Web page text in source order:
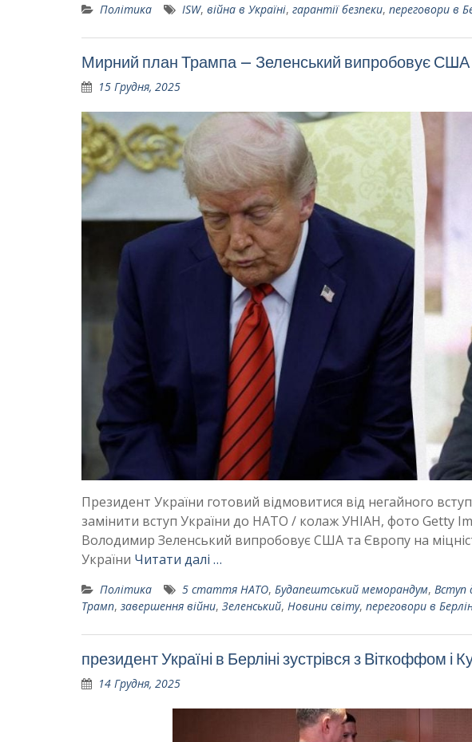
Політика ISW, війна в Україні, гарантії безпеки, переговори в
Мирний план Трампа – Зеленський випробовує США
15 Грудня, 2025
Президент України готовий відмовитися від негайного
замінити вступ України до НАТО / колаж УНІАН, фото Getty
Володимир Зеленський випробовує США та Європу на
України Читати далі …
Політика 5 стаття НАТО, Будапештський меморандум, Вступ
Трамп, завершення війни, Зеленський, Новини світу, переговори в
президент Україні в Берліні зустрівся з Віткоффом і
14 Грудня, 2025